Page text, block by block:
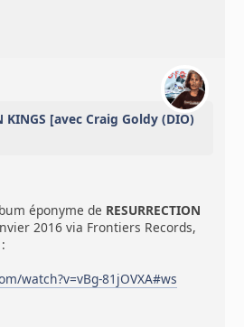
KINGS [avec Craig Goldy (DIO)
éponyme de RESURRECTION
2016 via Frontiers Records,
watch?v=vBg-81jOVXA#ws